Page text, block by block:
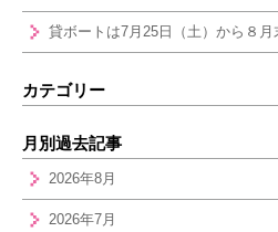
貸ボートは7月25日（土）から８
カテゴリー
月別過去記事
2026年8月
2026年7月